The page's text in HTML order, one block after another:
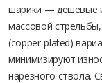
шарики — дешевые
массовой
(copper-plated)
минимизируют
нарезного ствола.